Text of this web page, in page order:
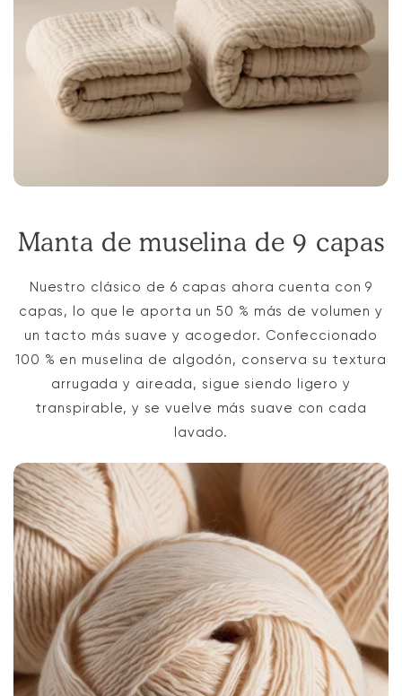
Manta de muselina de 9 capas
Nuestro clásico de 6 capas ahora cuenta con 9
capas, lo que le aporta un 50 % más de volumen y
un tacto más suave y acogedor. Confeccionado
100 % en muselina de algodón, conserva su textura
arrugada y aireada, sigue siendo ligero y
transpirable, y se vuelve más suave con cada
lavado.